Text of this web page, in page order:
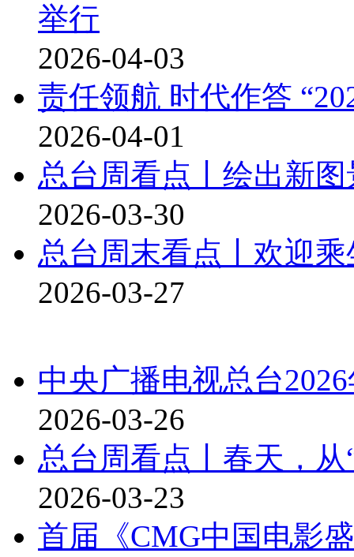
举行
2026-04-03
责任领航 时代作答
2026-04-01
总台周看点丨绘出新图
2026-03-30
总台周末看点丨欢迎乘
2026-03-27
中央广播电视总台
2026-03-26
总台周看点丨春天，从
2026-03-23
首届《CMG中国电影